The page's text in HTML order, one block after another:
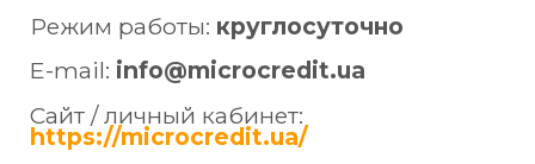
Режим работы: круглосуточно
E-mail: info@microcredit.ua
Сайт / личный кабинет:
https://microcredit.ua/